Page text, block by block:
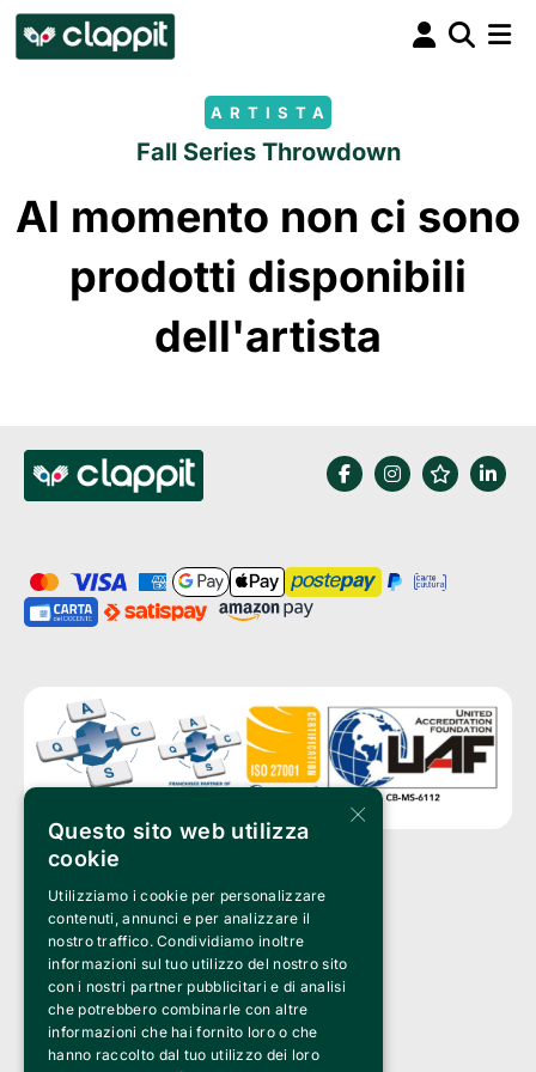
ARTISTA
Fall Series Throwdown
Al momento non ci sono
prodotti disponibili
dell'artista
Clappit è un marchio di proprietà di:
Bemils Srl
a Socio Unico
Via Fosse Ardeatine, 4 -20092 Cinisello Balsamo (MI)
PI 05589050961
Iscr. C.C.I.A.A. Milano R.E.A. 1833471
© 2010-2025 Bemils Srl - Tutti i diritti riservati
Credits:
×
Questo sito web utilizza
cookie
Utilizziamo i cookie per personalizzare
contenuti, annunci e per analizzare il
nostro traffico. Condividiamo inoltre
informazioni sul tuo utilizzo del nostro sito
con i nostri partner pubblicitari e di analisi
che potrebbero combinarle con altre
informazioni che hai fornito loro o che
hanno raccolto dal tuo utilizzo dei loro